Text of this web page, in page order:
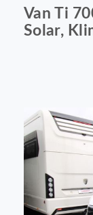
Van Ti
Solar,